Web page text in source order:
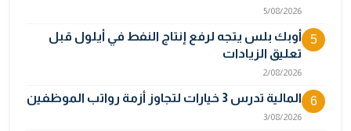
5/08/2026
5
أوبك بلس يتجه لرفع إنتاج النفط في أيلول قبل
تعليق الزيادات
2/08/2026
6 المالية تدرس 3 خيارات لتجاوز أزمة رواتب الموظفين
3/08/2026